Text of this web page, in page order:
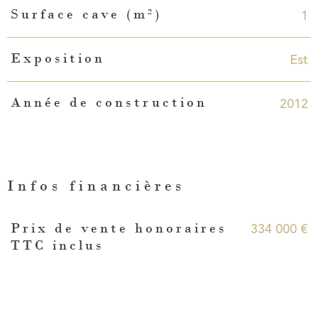
Surface cave (m²) 1
Exposition Est
Année de construction 2012
Infos financières
Caractéristiques Valeurs
Prix de vente honoraires
TTC inclus
334 000 €